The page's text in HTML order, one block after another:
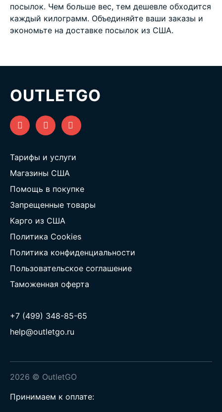
посылок. Чем больше вес, тем дешевле обходится
каждый килограмм. Объединяйте ваши заказы и
экономьте на доставке посылок из США.
OUTLETGO
Тарифы и услуги
Магазины США
Помощь в покупке
Запрещенные товары
Карго из США
Политика Cookies
Политика конфиденциальности
Пользовательское соглашение
Таможенная оферта
+7 (499) 348-85-65
help@outletgo.ru
2026 © OutletGO
Принимаем к оплате: